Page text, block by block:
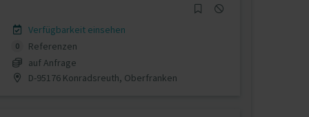
Verfügbarkeit einsehen
0
Referenzen
auf Anfrage
D-95176 Konradsreuth, Oberfranken